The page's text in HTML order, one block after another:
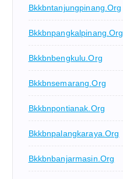
Bkkbntanjungpinang.org
Bkkbnpangkalpinang.org
Bkkbnbengkulu.org
Bkkbnsemarang.org
Bkkbnpontianak.org
Bkkbnpalangkaraya.org
Bkkbnbanjarmasin.org